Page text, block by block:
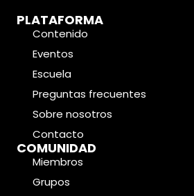
PLATAFORMA
Contenido
Eventos
Escuela
Preguntas frecuentes
Sobre nosotros
Contacto
COMUNIDAD
Miembros
Grupos